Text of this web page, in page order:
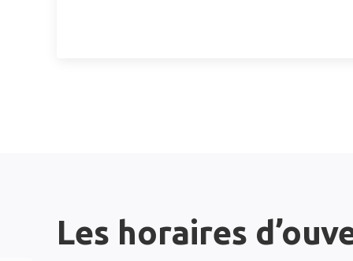
Les horaires